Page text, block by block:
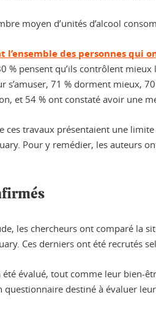
moyen d’unités d’alcool
l’ensemble des personnes qui
% pensent qu’ils contrôlent
s’amuser, 71 % dorment mieux,
et 54 % ont constaté avoir une
ces travaux présentaient une
Pour y remédier, les auteurs
les chercheurs ont comparé la
Ces derniers ont été recrutés
évalué, tout comme leur bien-
destiné à évaluer leur